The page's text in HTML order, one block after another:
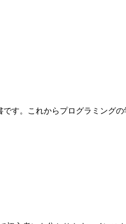
す。これからプログラミング